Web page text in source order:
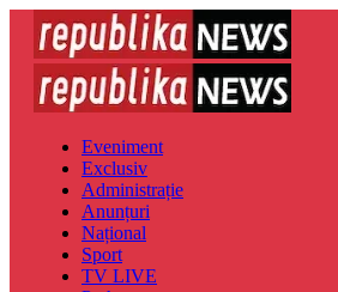
Eveniment
Exclusiv
Administrație
Anunțuri
Național
Sport
TV LIVE